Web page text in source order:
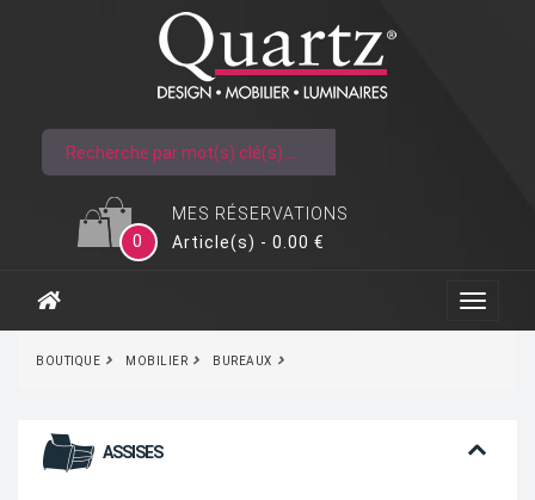
MES RÉSERVATIONS
0
Article(s) - 0.00 €
BOUTIQUE MOBILIER BUREAUX
ASSISES